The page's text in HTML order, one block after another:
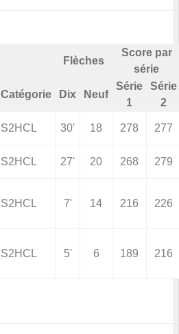
Flèches
Score par
série
Catégorie Dix Neuf
Série
1
Série
2
S2HCL 30' 18 278 277
S2HCL 27' 20 268 279
S2HCL 7' 14 216 226
S2HCL 5' 6 189 216